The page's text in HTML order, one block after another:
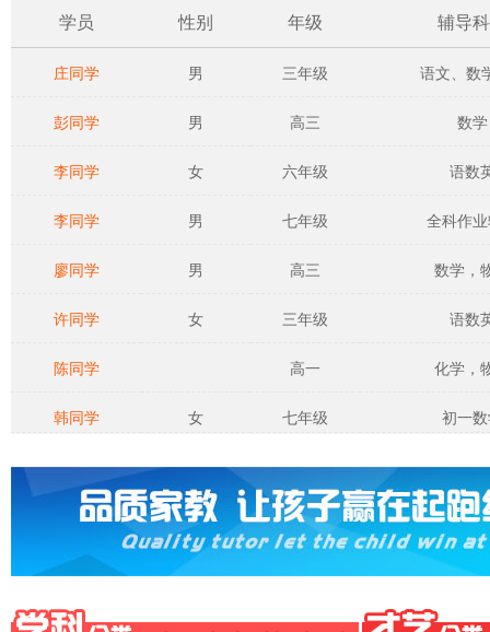
学员 性别 年级 辅导
庄同学 男 三年级 语文、数
彭同学 男 高三 数学
李同学 女 六年级 语数
李同学 男 七年级 全科作
廖同学 男 高三 数学，
许同学 女 三年级 语数
陈同学 高一 化学，
韩同学 女 七年级 初一